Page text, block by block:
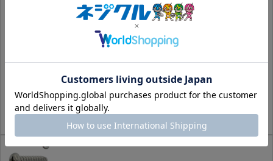
サンコータイト（＋）Ｐタイプナベ
300020000030010006
この商品の詳細はコチラ
ｸﾛｰﾑ(銀) 3 X 10
あり